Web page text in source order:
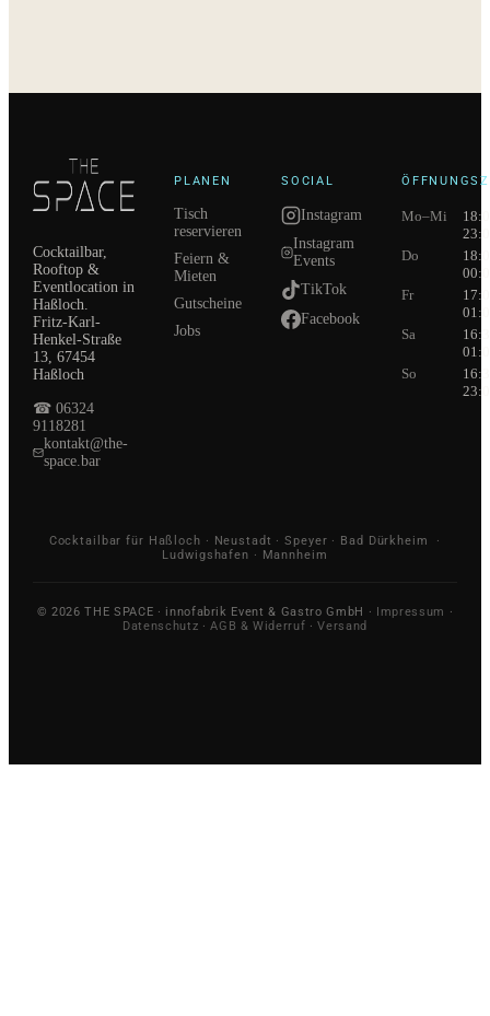
Cocktailbar,
Rooftop &
Eventlocation in
Haßloch.
Fritz-Karl-
Henkel-Straße
13, 67454
Haßloch
☎ 06324
9118281
kontakt@the-
space.bar
PLANEN
Tisch
reservieren
Feiern &
Mieten
Gutscheine
Jobs
SOCIAL
Instagram
Instagram
Events
TikTok
Facebook
Mo–Mi
Do
Fr
Sa
So
Cocktailbar für Haßloch · Neustadt · Speyer · Bad Dürkheim ·
Ludwigshafen · Mannheim
© 2026 THE SPACE · innofabrik Event & Gastro GmbH · Impressum ·
Datenschutz · AGB & Widerruf · Versand